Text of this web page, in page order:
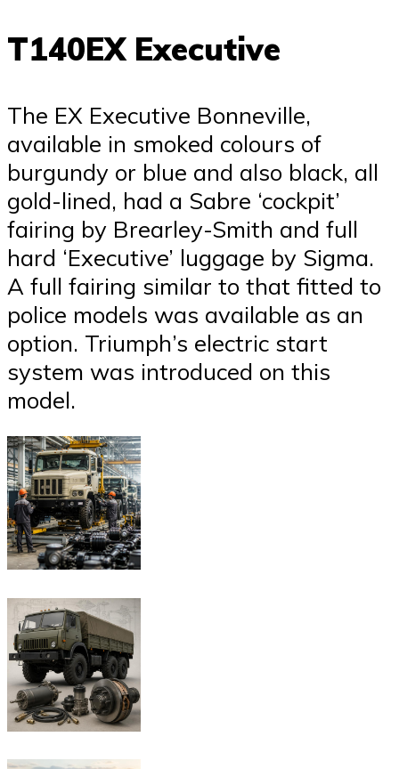
T140EX Executive
The EX Executive Bonneville,
available in smoked colours of
burgundy or blue and also black, all
gold-lined, had a Sabre ‘cockpit’
fairing by Brearley-Smith and full
hard ‘Executive’ luggage by Sigma.
A full fairing similar to that fitted to
police models was available as an
option. Triumph’s electric start
system was introduced on this
model.